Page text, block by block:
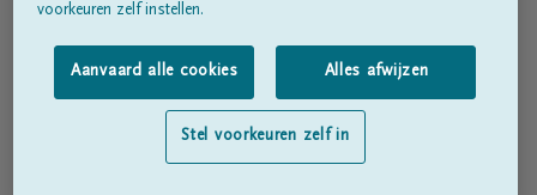
Gebruiksvoorwaarden
Privacyverklaring
Toegankelijkheidsverklaring
voorkeuren zelf instellen.
Aanvaard alle cookies Alles afwijzen
Stel voorkeuren zelf in